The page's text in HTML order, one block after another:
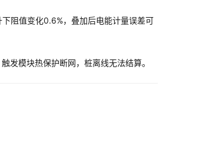
阻值变化0.6%，叠加后电能计量误差可
模块热保护断网，桩离线无法结算。